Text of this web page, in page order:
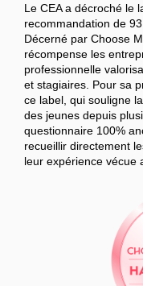
Le CEA a décroché le
recommandation de
Décerné par Choose
récompense les
professionnelle
et stagiaires. Pour sa
ce label, qui souligne
des jeunes depuis
questionnaire 100%
recueillir directement
leur expérience vécue